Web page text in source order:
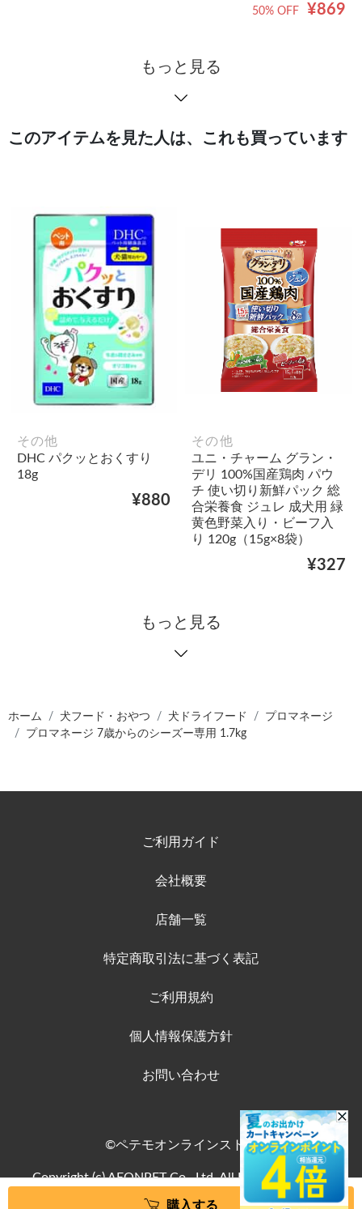
¥869
50% OFF
もっと見る
このアイテムを見た人は、これも買っています
その他
DHC パクッとおくすり
18g
¥880
その他
ユニ・チャーム グラン・
デリ 100%国産鶏肉 パウ
チ 使い切り新鮮パック 総
合栄養食 ジュレ 成犬用 緑
黄色野菜入り・ビーフ入
り 120g（15g×8袋）
¥327
もっと見る
ホーム 犬フード・おやつ 犬ドライフード
プロマネージ
プロマネージ 7歳からのシーズー専用 1.7kg
ご利用ガイド
会社概要
店舗一覧
特定商取引法に基づく表記
ご利用規約
個人情報保護方針
お問い合わせ
©ペテモオンラインストア
Copyright (c) AEONPET Co., Ltd. All Rights Reserved.
購入する